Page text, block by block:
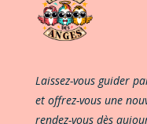
Laissez-vous guider
et offrez-vous une
rendez-vous dès